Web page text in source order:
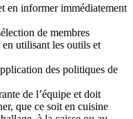
en informer immédiatement
de membres
utilisant les outils et
des politiques de
de l’équipe et doit
que ce soit en cuisine